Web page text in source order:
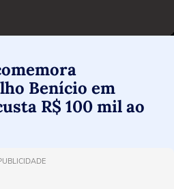
Benício em
R$ 100 mil ao